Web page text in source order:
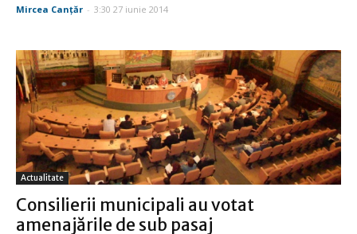
Mircea Canţăr - 3:30 27 iunie 2014
Actualitate
Consilierii municipali au votat
amenajările de sub pasaj